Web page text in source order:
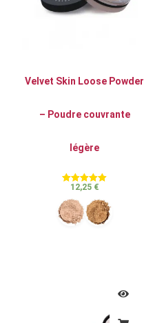
Velvet Skin Loose Powder
– Poudre couvrante
légère
Note
sur 5
12,25 €